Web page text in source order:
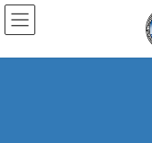
コ
ン
ン
ナ
ビ
ー